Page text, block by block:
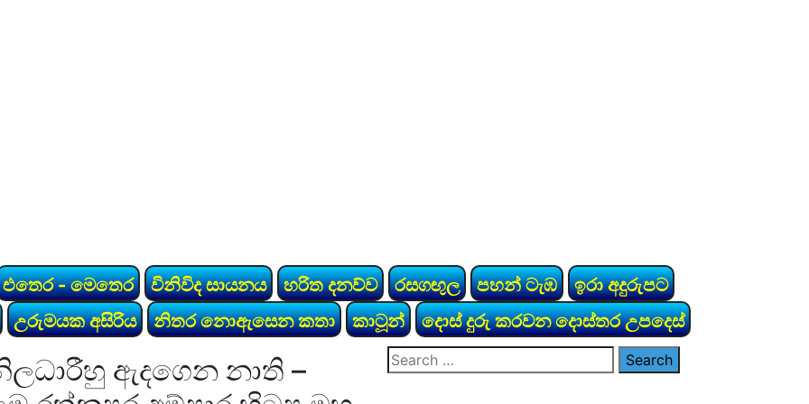
එතෙර - මෙතෙර විනිවිද සායනය හරිත දනව්ව රසගඟුල පහන් ටැඹ
ඉරා අදුරුපට
උරුමයක අසිරිය නිතර නොඇසෙන කතා කාටූන් දොස් දුරු කරවන දොස්තර උපදෙස්
ඇදගෙන නාති –
Search
for: